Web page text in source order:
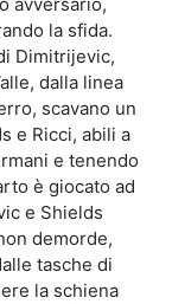
la sfida.
Dimitrijevic,
dalla linea
scavano un
e Ricci, abili a
e tenendo
è giocato ad
e Shields
demorde,
tasche di
la schiena